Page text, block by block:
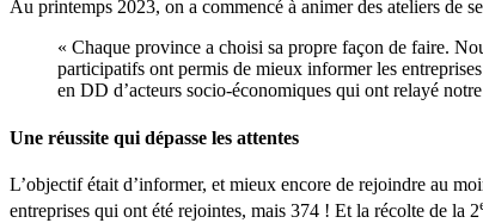
Au printemps 2023, on a commencé à animer des ateliers de
« Chaque province a choisi sa propre façon de faire.
participatifs ont permis de mieux informer les
en DD d’acteurs socio-économiques qui ont relayé
Une réussite qui dépasse les attentes
L’objectif était d’informer, et mieux encore de rejoindre au
entreprises qui ont été rejointes, mais 374 ! Et la récolte de la 2